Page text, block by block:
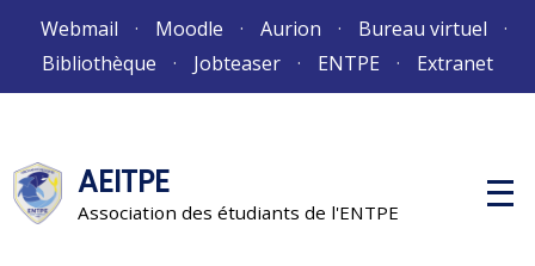
Webmail Moodle Aurion
Bureau virtuel
Bibliothèque
Jobteaser ENTPE Extranet
AEITPE
Association des étudiants de l'ENTPE
M
e